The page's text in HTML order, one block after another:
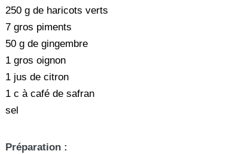
250 g de haricots verts
7 gros piments
50 g de gingembre
1 gros oignon
1 jus de citron
1 c à café de safran
sel
Préparation :